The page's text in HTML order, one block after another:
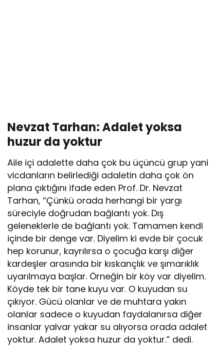
Nevzat Tarhan:Adalet yoksa
huzur da yoktur
Aile içi adalette daha çok bu üçüncü grup yani
vicdanların belirlediği adaletin daha çok ön
plana çıktığını ifade eden Prof. Dr. Nevzat
Tarhan, “Çünkü orada herhangi bir yargı
süreciyle doğrudan bağlantı yok. Dış
geleneklerle de bağlantı yok. Tamamen kendi
içinde bir denge var. Diyelim ki evde bir çocuk
hep korunur, kayrılırsa o çocuğa karşı diğer
kardeşler arasında bir kıskançlık ve şımarıklık
uyarılmaya başlar. Örneğin bir köy var diyelim.
Köyde tek bir tane kuyu var. O kuyudan su
çıkıyor. Gücü olanlar ve de muhtara yakın
olanlar sadece o kuyudan faydalanırsa diğer
insanlar yalvar yakar su alıyorsa orada adalet
yoktur. Adalet yoksa huzur da yoktur.” dedi.